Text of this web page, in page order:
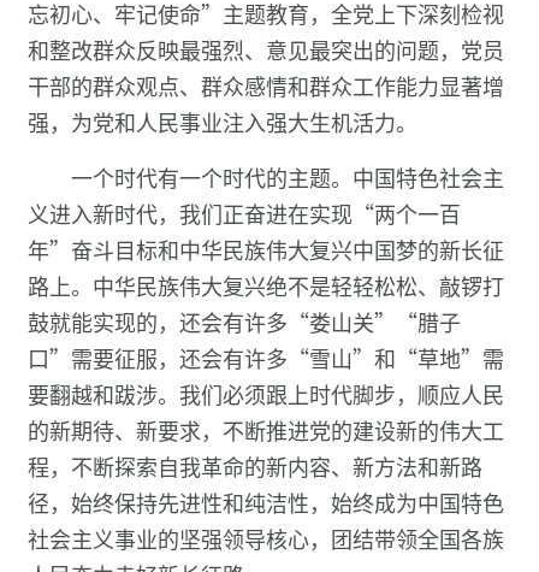
忘初心、牢记使命”主题教育，全党上下深刻检视
和整改群众反映最强烈、意见最突出的问题，党员
干部的群众观点、群众感情和群众工作能力显著增
强，为党和人民事业注入强大生机活力。
一个时代有一个时代的主题。中国特色社会主
义进入新时代，我们正奋进在实现“两个一百
年”奋斗目标和中华民族伟大复兴中国梦的新长征
路上。中华民族伟大复兴绝不是轻轻松松、敲锣打
鼓就能实现的，还会有许多“娄山关”“腊子
口”需要征服，还会有许多“雪山”和“草地”需
要翻越和跋涉。我们必须跟上时代脚步，顺应人民
的新期待、新要求，不断推进党的建设新的伟大工
程，不断探索自我革命的新内容、新方法和新路
径，始终保持先进性和纯洁性，始终成为中国特色
社会主义事业的坚强领导核心，团结带领全国各族